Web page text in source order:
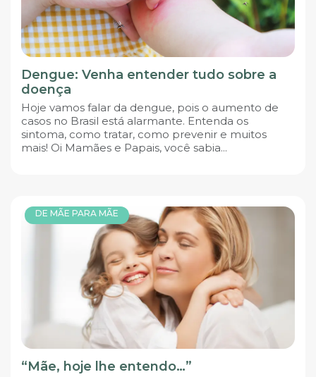
Dengue: Venha entender tudo sobre a
doença
Hoje vamos falar da dengue, pois o aumento de
casos no Brasil está alarmante. Entenda os
sintoma, como tratar, como prevenir e muitos
mais! Oi Mamães e Papais, você sabia...
DE MÃE PARA MÃE
“Mãe, hoje lhe entendo…”